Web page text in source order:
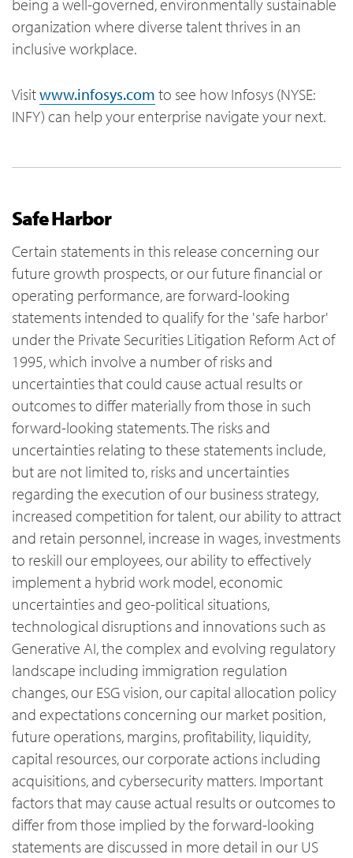
being a well-governed, environmentally sustainable
organization where diverse talent thrives in an
inclusive workplace.
Visitwww.infosys.com to see how Infosys (NYSE:
INFY) can help your enterprise navigate your next.
Safe Harbor
Certain statements in this release concerning our
future growth prospects, or our future financial or
operating performance, are forward-looking
statements intended to qualify for the 'safe harbor'
under the Private Securities Litigation Reform Act of
1995, which involve a number of risks and
uncertainties that could cause actual results or
outcomes to differ materially from those in such
forward-looking statements. The risks and
uncertainties relating to these statements include,
but are not limited to, risks and uncertainties
regarding the execution of our business strategy,
increased competition for talent, our ability to attract
and retain personnel, increase in wages, investments
to reskill our employees, our ability to effectively
implement a hybrid work model, economic
uncertainties and geo-political situations,
technological disruptions and innovations such as
Generative AI, the complex and evolving regulatory
landscape including immigration regulation
changes, our ESG vision, our capital allocation policy
and expectations concerning our market position,
future operations, margins, profitability, liquidity,
capital resources, our corporate actions including
acquisitions, and cybersecurity matters. Important
factors that may cause actual results or outcomes to
differ from those implied by the forward-looking
statements are discussed in more detail in our US